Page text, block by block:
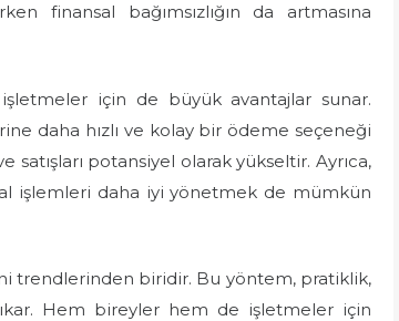
finansal bağımsızlığın da artmasına
için de büyük avantajlar sunar.
daha hızlı ve kolay bir ödeme seçeneği
potansiyel olarak yükseltir. Ayrıca,
işlemleri daha iyi yönetmek de mümkün
trendlerinden biridir. Bu yöntem, pratiklik,
Hem bireyler hem de işletmeler için